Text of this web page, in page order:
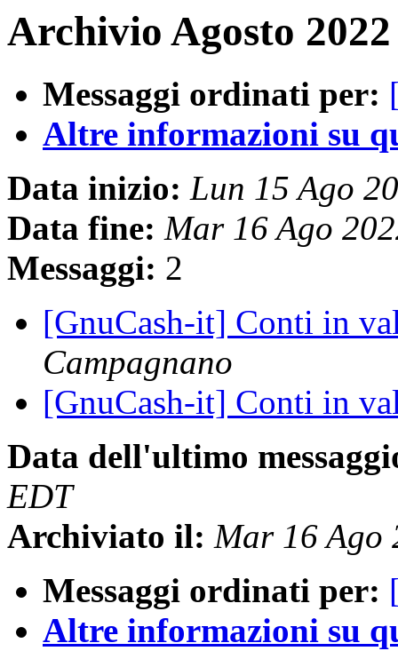
Archivio Agosto
Messaggi ordinati per:
Altre informazioni su
Data inizio: Lun 15 Ago
Data fine: Mar 16 Ago
Messaggi: 2
[GnuCash-it] Conti in
Campagnano
[GnuCash-it] Conti in
Data dell'ultimo
EDT
Archiviato il: Mar 16 Ago
Messaggi ordinati per:
Altre informazioni su